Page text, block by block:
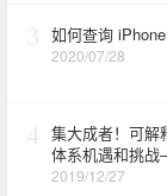
如何查询
2020/07/28
集大成者！可解
体系机遇和挑
2019/12/27